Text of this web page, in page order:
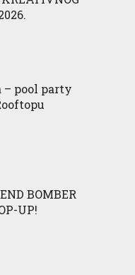
– pool party
BOMBER
UP!